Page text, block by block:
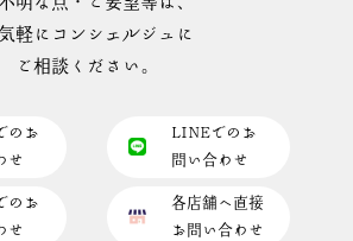
軽にコンシェルジュに
ご相談ください。
のお
せ
LINEでのお
問い合わせ
のお
せ
各店舗へ直接
お問い合わせ